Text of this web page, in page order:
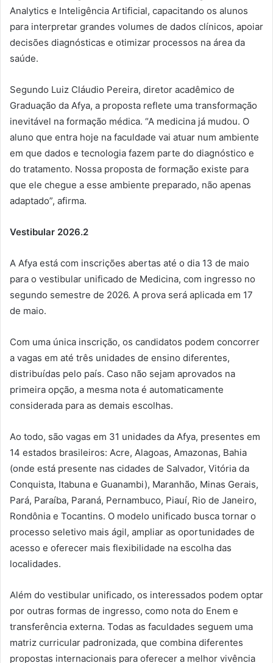
Analytics e Inteligência Artificial, capacitando os alunos
para interpretar grandes volumes de dados clínicos, apoiar
decisões diagnósticas e otimizar processos na área da
saúde.
Segundo Luiz Cláudio Pereira, diretor acadêmico de
Graduação da Afya, a proposta reflete uma transformação
inevitável na formação médica. “A medicina já mudou. O
aluno que entra hoje na faculdade vai atuar num ambiente
em que dados e tecnologia fazem parte do diagnóstico e
do tratamento. Nossa proposta de formação existe para
que ele chegue a esse ambiente preparado, não apenas
adaptado”, afirma.
Vestibular 2026.2
A Afya está com inscrições abertas até o dia 13 de maio
para o vestibular unificado de Medicina, com ingresso no
segundo semestre de 2026. A prova será aplicada em 17
de maio.
Com uma única inscrição, os candidatos podem concorrer
a vagas em até três unidades de ensino diferentes,
distribuídas pelo país. Caso não sejam aprovados na
primeira opção, a mesma nota é automaticamente
considerada para as demais escolhas.
Ao todo, são vagas em 31 unidades da Afya, presentes em
14 estados brasileiros: Acre, Alagoas, Amazonas, Bahia
(onde está presente nas cidades de Salvador, Vitória da
Conquista, Itabuna e Guanambi), Maranhão, Minas Gerais,
Pará, Paraíba, Paraná, Pernambuco, Piauí, Rio de Janeiro,
Rondônia e Tocantins. O modelo unificado busca tornar o
processo seletivo mais ágil, ampliar as oportunidades de
acesso e oferecer mais flexibilidade na escolha das
localidades.
Além do vestibular unificado, os interessados podem optar
por outras formas de ingresso, como nota do Enem e
transferência externa. Todas as faculdades seguem uma
matriz curricular padronizada, que combina diferentes
propostas internacionais para oferecer a melhor vivência